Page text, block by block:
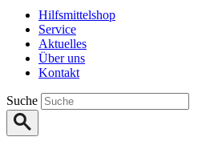
Hilfsmittelshop
Service
Aktuelles
Über uns
Kontakt
Suche